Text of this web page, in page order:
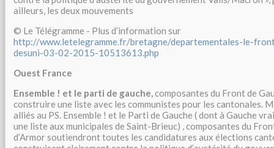
ailleurs, les deux mouvements
© Le Télégramme - Plus d’information sur
http://www.letelegramme.fr/bretagne/departementales-le-
desuni-03-02-2015-10513613.php
Ouest France
Ensemble ! et le parti de gauche,composantes du Front de
construire une liste avec les communistes pour les cantonales.
alliés au PS. Ensemble ! et le Parti de Gauche ( dont à Gauche
une liste aux municipales de Saint-Brieuc) , composantes du
d’Armor soutiendront toutes les candidatures aux élections